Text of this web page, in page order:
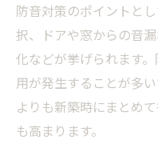
後悔しないため
工務店ホーム
説
施工費や機器
防音対策のポイントと
択、ドアや窓からの音
化などが挙げられます
用が発生することが多
よりも新築時にまとめ
も高まります。